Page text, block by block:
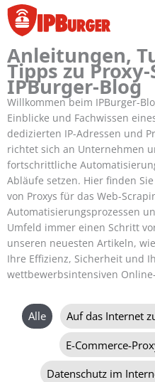
Direkt
zum
Inhalt
springen
Anleitungen,
Tipps zu
IPBurger-Blog
Willkommen beim IPBurger-
Einblicke und Fachwissen
dedizierten IP-Adressen und
richtet sich an Unternehmen
fortschrittliche
Abläufe setzen. Hier finden
von Proxys für das Web-
Automatisierungsprozessen
Umfeld immer einen Schritt
unseren neuesten Artikeln,
Ihre Effizienz, Sicherheit und
wettbewerbsintensiven
Beiträge
nach
Alle Auf das Internet
E-Commerce-
Datenschutz im